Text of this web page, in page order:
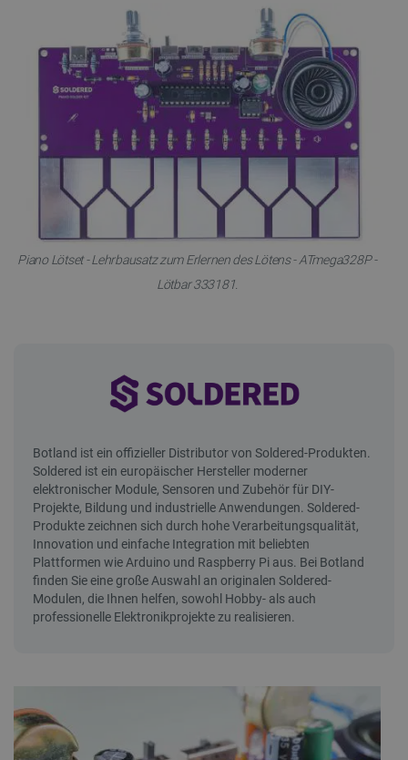
Piano Lötset - Lehrbausatz zum Erlernen des Lötens - ATmega328P -
Lötbar 333181.